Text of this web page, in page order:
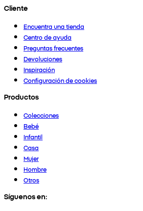
Cliente
Encuentra una tienda
Centro de ayuda
Preguntas frecuentes
Devoluciones
Inspiración
Configuración de cookies
Productos
Colecciones
Bebé
Infantil
Casa
Mujer
Hombre
Otros
Síguenos en: